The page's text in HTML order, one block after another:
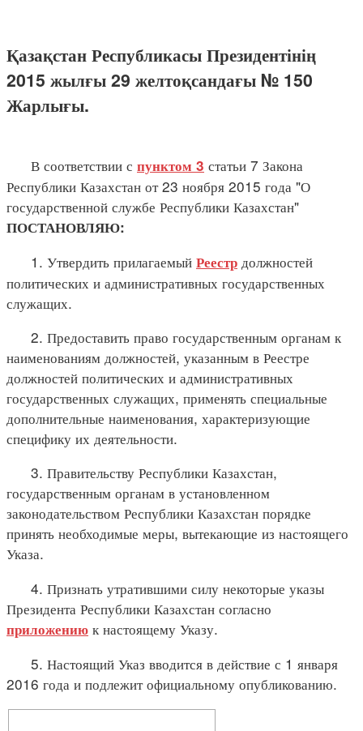
Қазақстан Республикасы Президентінің
2015 жылғы 29 желтоқсандағы № 150
Жарлығы.
В соответствии с пунктом 3 статьи 7 Закона
Республики Казахстан от 23 ноября 2015 года "О
государственной службе Республики Казахстан"
ПОСТАНОВЛЯЮ:
1. Утвердить прилагаемый Реестр должностей
политических и административных государственных
служащих.
2. Предоставить право государственным органам к
наименованиям должностей, указанным в Реестре
должностей политических и административных
государственных служащих, применять специальные
дополнительные наименования, характеризующие
специфику их деятельности.
3. Правительству Республики Казахстан,
государственным органам в установленном
законодательством Республики Казахстан порядке
принять необходимые меры, вытекающие из настоящего
Указа.
4. Признать утратившими силу некоторые указы
Президента Республики Казахстан согласно
приложению к настоящему Указу.
5. Настоящий Указ вводится в действие с 1 января
2016 года и подлежит официальному опубликованию.